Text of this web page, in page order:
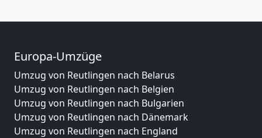
Europa-Umzüge
Umzug von Reutlingen nach Belarus
Umzug von Reutlingen nach Belgien
Umzug von Reutlingen nach Bulgarien
Umzug von Reutlingen nach Dänemark
Umzug von Reutlingen nach England